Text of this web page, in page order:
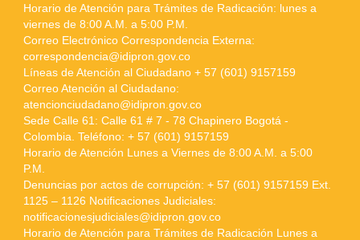
Horario de Atención para Trámites de Radicación: lunes a
viernes de 8:00 A.M. a 5:00 P.M.
Correo Electrónico Correspondencia Externa:
correspondencia@idipron.gov.co
Líneas de Atención al Ciudadano + 57 (601) 9157159
Correo Atención al Ciudadano:
atencionciudadano@idipron.gov.co
Sede Calle 61: Calle 61 # 7 - 78 Chapinero Bogotá -
Colombia. Teléfono: + 57 (601) 9157159
Horario de Atención Lunes a Viernes de 8:00 A.M. a 5:00
P.M.
Denuncias por actos de corrupción: + 57 (601) 9157159 Ext.
1125 – 1126 Notificaciones Judiciales:
notificacionesjudiciales@idipron.gov.co
Horario de Atención para Trámites de Radicación Lunes a